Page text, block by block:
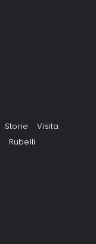
Storie
Visita
Rubelli